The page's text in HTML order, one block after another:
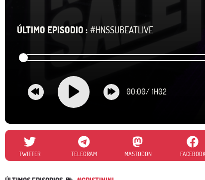
ÚLTIMO EPISODIO : #HNSSUBEATLIVE
00:00/ 1H02
TWITTER TELEGRAM MASTODON FACEBOOK